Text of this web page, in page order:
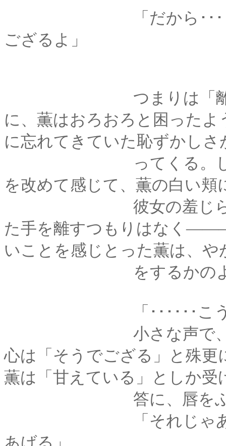
「だから･･････こう
ござるよ」
つまりは「離れたく
に、薫はおろおろと困った
に忘れてきていた恥ずかしさ
ってくる。しっかり
を改めて感じて、薫の白い
彼女の羞じらいを理
た手を離すつもりはなく
いことを感じとった薫は、や
をするかのようにす
「･･････こうして
小さな声で、確認す
心は「そうでござる」と殊
薫は「甘えている」としか受
答に、唇をふわり
「それじゃあ、仕方